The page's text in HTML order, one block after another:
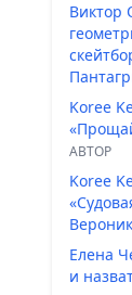
Виктор
Koree
ABTOP
Koree
Елена
и